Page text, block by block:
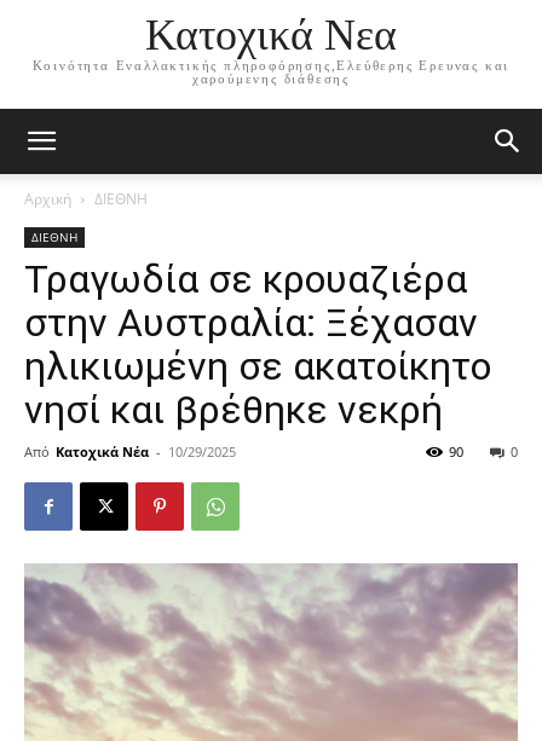
Κατοχικά Νεα
Κοινότητα Εναλλακτικής πληροφόρησης,Ελεύθερης Ερευνας και
χαρούμενης διάθεσης
Αρχική ΔΙΕΘΝΗ
ΔΙΕΘΝΗ
Τραγωδία σε κρουαζιέρα
στην Αυστραλία: Ξέχασαν
ηλικιωμένη σε ακατοίκητο
νησί και βρέθηκε νεκρή
Από Κατοχικά Νέα - 10/29/2025 0
90